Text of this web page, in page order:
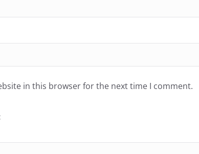
in this browser for the next time I comment.